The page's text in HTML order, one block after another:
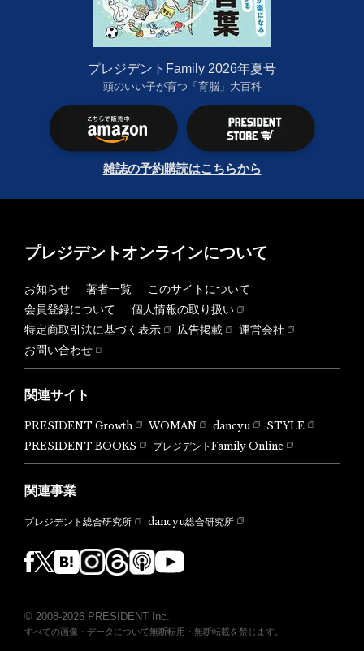
プレジデントFamily 2026年夏号
頭のいい子が育つ「育脳」大百科
雑誌の予約購読はこちらから
プレジデントオンラインについて
お知らせ 著者一覧
このサイトについて
会員登録について
個人情報の取り扱い
特定商取引法に基づく表示
広告掲載
運営会社
お問い合わせ
関連サイト
PRESIDENT Growth WOMAN dancyu
STYLE
PRESIDENT BOOKS
プレジデントFamily Online
関連事業
プレジデント総合研究所 dancyu総合研究所
© 2008-2026 PRESIDENT Inc.
すべての画像・データについて無断転用・無断転載を禁じます。